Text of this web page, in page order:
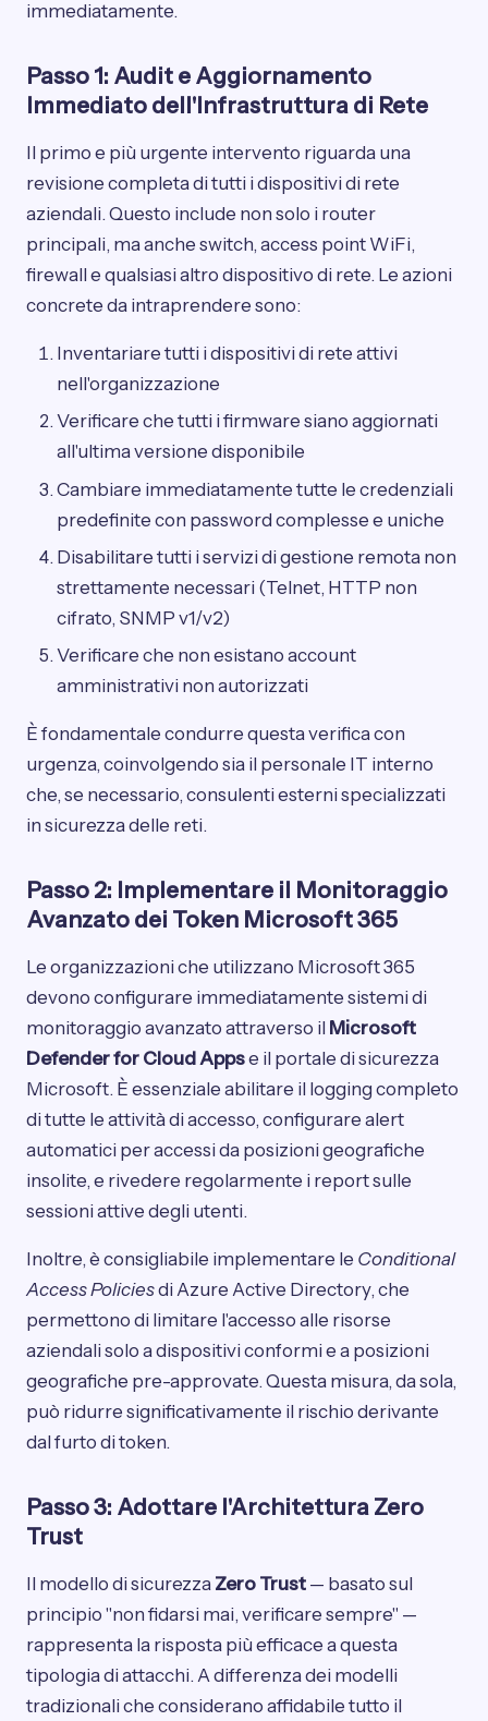
immediatamente.
Passo 1: Audit e Aggiornamento
Immediato dell'Infrastruttura di Rete
Il primo e più urgente intervento riguarda una
revisione completa di tutti i dispositivi di rete
aziendali. Questo include non solo i router
principali, ma anche switch, access point WiFi,
firewall e qualsiasi altro dispositivo di rete. Le azioni
concrete da intraprendere sono:
Inventariare tutti i dispositivi di rete attivi
nell'organizzazione
Verificare che tutti i firmware siano aggiornati
all'ultima versione disponibile
Cambiare immediatamente tutte le credenziali
predefinite con password complesse e uniche
Disabilitare tutti i servizi di gestione remota non
strettamente necessari (Telnet, HTTP non
cifrato, SNMP v1/v2)
Verificare che non esistano account
amministrativi non autorizzati
È fondamentale condurre questa verifica con
urgenza, coinvolgendo sia il personale IT interno
che, se necessario, consulenti esterni specializzati
in sicurezza delle reti.
Passo 2: Implementare il Monitoraggio
Avanzato dei Token Microsoft 365
Le organizzazioni che utilizzano Microsoft 365
devono configurare immediatamente sistemi di
monitoraggio avanzato attraverso il Microsoft
Defender for Cloud Appse il portale di sicurezza
Microsoft. È essenziale abilitare il logging completo
di tutte le attività di accesso, configurare alert
automatici per accessi da posizioni geografiche
insolite, e rivedere regolarmente i report sulle
sessioni attive degli utenti.
Inoltre, è consigliabile implementare le Conditional
Access Policiesdi Azure Active Directory, che
permettono di limitare l'accesso alle risorse
aziendali solo a dispositivi conformi e a posizioni
geografiche pre-approvate. Questa misura, da sola,
può ridurre significativamente il rischio derivante
dal furto di token.
Passo 3: Adottare l'Architettura Zero
Trust
Il modello di sicurezza Zero Trust — basato sul
principio "non fidarsi mai, verificare sempre" —
rappresenta la risposta più efficace a questa
tipologia di attacchi. A differenza dei modelli
tradizionali che considerano affidabile tutto il